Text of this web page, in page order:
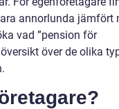
annorlunda jämfört
vad ”pension för
över de olika